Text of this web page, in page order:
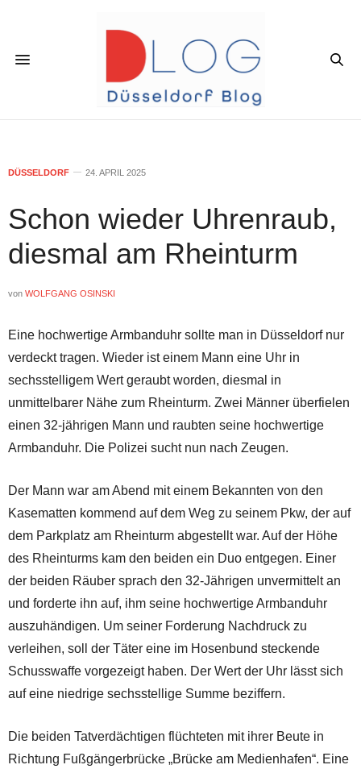
DÜSSELDORF 24. APRIL 2025
Schon wieder Uhrenraub,
diesmal am Rheinturm
von WOLFGANG OSINSKI
Eine hochwertige Armbanduhr sollte man in Düsseldorf nur
verdeckt tragen. Wieder ist einem Mann eine Uhr in
sechsstelligem Wert geraubt worden, diesmal in
unmittelbarer Nähe zum Rheinturm. Zwei Männer überfielen
einen 32-jährigen Mann und raubten seine hochwertige
Armbanduhr. Die Polizei sucht nun nach Zeugen.
Der Mann war am Abend mit einem Bekannten von den
Kasematten kommend auf dem Weg zu seinem Pkw, der auf
dem Parkplatz am Rheinturm abgestellt war. Auf der Höhe
des Rheinturms kam den beiden ein Duo entgegen. Einer
der beiden Räuber sprach den 32-Jährigen unvermittelt an
und forderte ihn auf, ihm seine hochwertige Armbanduhr
auszuhändigen. Um seiner Forderung Nachdruck zu
verleihen, soll der Täter eine im Hosenbund steckende
Schusswaffe vorgezeigt haben. Der Wert der Uhr lässt sich
auf eine niedrige sechsstellige Summe beziffern.
Die beiden Tatverdächtigen flüchteten mit ihrer Beute in
Richtung Fußgängerbrücke „Brücke am Medienhafen“. Eine